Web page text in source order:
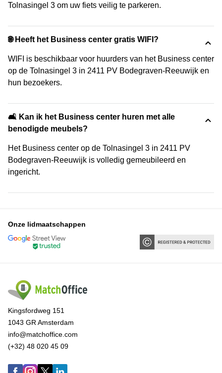
Tolnasingel 3 om uw fiets veilig te parkeren.
🌐 Heeft het Business center gratis WIFI?
WIFI is beschikbaar voor huurders van het Business center
op de Tolnasingel 3 in 2411 PV Bodegraven-Reeuwijk en
hun bezoekers.
🛋️ Kan ik het Business center huren met alle
benodigde meubels?
Het Business center op de Tolnasingel 3 in 2411 PV
Bodegraven-Reeuwijk is volledig gemeubileerd en
ingericht.
Onze lidmaatschappen
Kingsfordweg 151
1043 GR Amsterdam
info@matchoffice.com
(+32) 48 020 45 09